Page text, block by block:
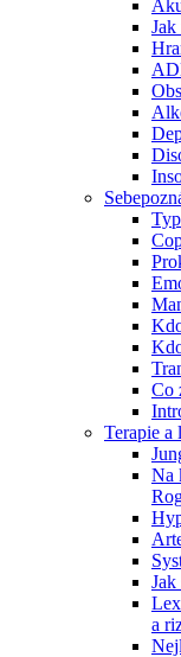
Jak
Co
Terapie a
Na
Jak
a